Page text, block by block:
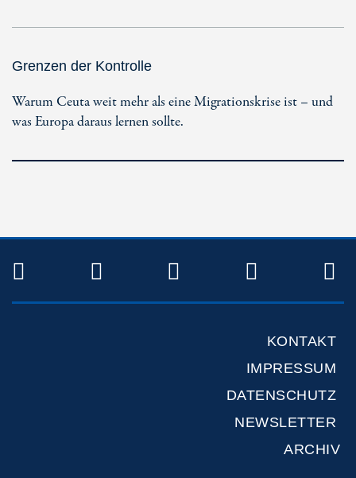
Grenzen der Kontrolle
Warum Ceuta weit mehr als eine Migrationskrise ist – und
was Europa daraus lernen sollte.
TWITTERFACEBOOKINSTAGRAM
KONTAKT
IMPRESSUM
DATENSCHUTZ
NEWSLETTER
ARCHIV